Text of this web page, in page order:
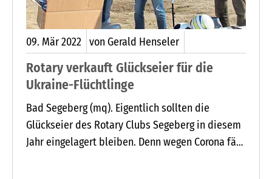
09. Mär2022 von Gerald Henseler
Rotary verkauft Glückseier für die
Ukraine-Flüchtlinge
Bad Segeberg (mq). Eigentlich sollten die
Glückseier des Rotary Clubs Segeberg in diesem
Jahr eingelagert bleiben. Denn wegen Corona fällt